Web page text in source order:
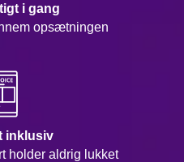
i gang
opsætningen
inklusiv
holder aldrig lukket